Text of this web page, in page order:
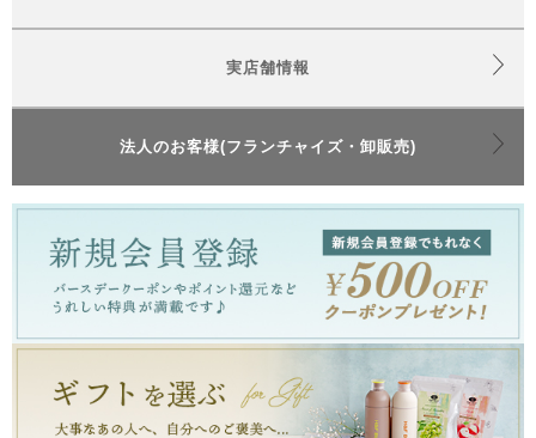
実店舗情報
法人のお客様(フランチャイズ・卸販売)